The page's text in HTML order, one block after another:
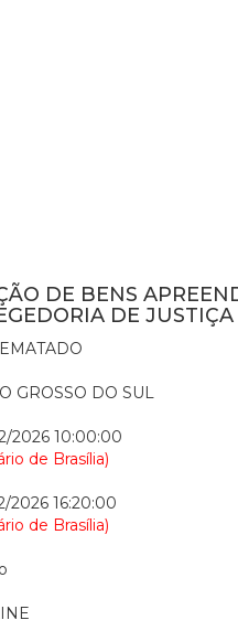
DE BENS
DE
GROSSO DO SUL
2026 10:00:00
de Brasília)
2026 16:20:00
de Brasília)